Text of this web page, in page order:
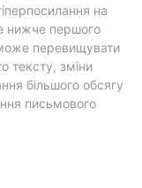
на
нижче першого
перевищувати
тексту, зміни
більшого обсягу
письмового